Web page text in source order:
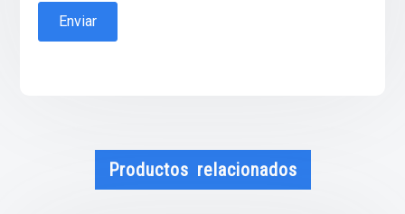
Productos relacionados